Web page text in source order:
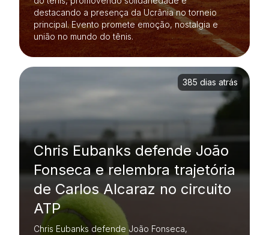
destacando a presença da Ucrânia no torneio
principal. Evento promete emoção, nostalgia e
união no mundo do tênis.
Chris Eubanks defende João
Fonseca e relembra trajetória
de Carlos Alcaraz no circuito
ATP
Chris Eubanks defende João Fonseca,
385 dias atrás